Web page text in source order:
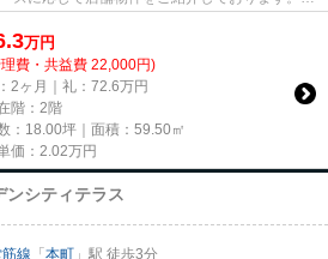
万円
費・共益費 22,000円)
2ヶ月｜礼：72.6万円
階：2階
：18.00坪｜面積：59.50㎡
価： 2.02万円
ンシティテラス
線 「本町 」駅 徒歩3分